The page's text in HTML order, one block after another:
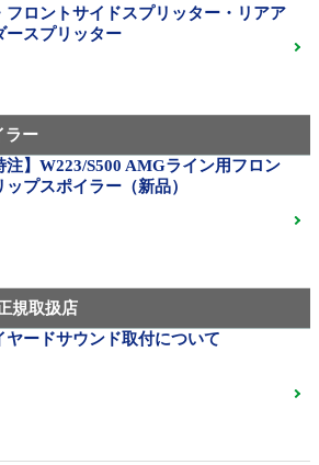
Exe Monoblock Exlete鍛造23インチ W463A G63
イズ（379）
セデス・ベンツ
ルセデスマイバッハ純正20インチホイール
美品中古ご成約済
イヤ
フロントサイドスプリッター・リアア
ースプリッター
ラー
注】W223/S500 AMGライン用フロン
ップスポイラー（新品）
規取扱店
ヤードサウンド取付について